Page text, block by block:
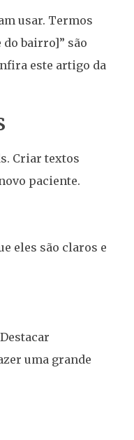
usar. Termos
bairro]” são
este artigo da
Criar textos
paciente.
eles são claros e
uma grande